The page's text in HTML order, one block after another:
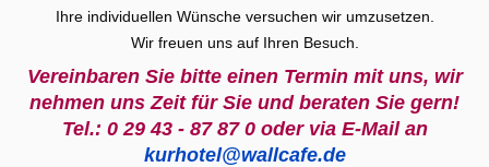
Ihre individuellen Wünsche versuchen wir umzusetzen.
Wir freuen uns auf Ihren Besuch.
Vereinbaren Sie bitte einen Termin mit uns, wir
nehmen uns Zeit für Sie und beraten Sie gern!
Tel.: 0 29 43 - 87 87 0 oder via E-Mail an
kurhotel@wallcafe.de